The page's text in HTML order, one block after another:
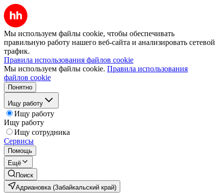
Мы используем файлы cookie, чтобы обеспечивать
правильную работу нашего веб-сайта и анализировать сетевой
трафик.
Правила использования файлов cookie
Мы используем файлы cookie. Правила использования
файлов cookie
Понятно
Ищу работу
Ищу работу
Ищу работу
Ищу сотрудника
Сервисы
Помощь
Ещё
Поиск
Адриановка (Забайкальский край)